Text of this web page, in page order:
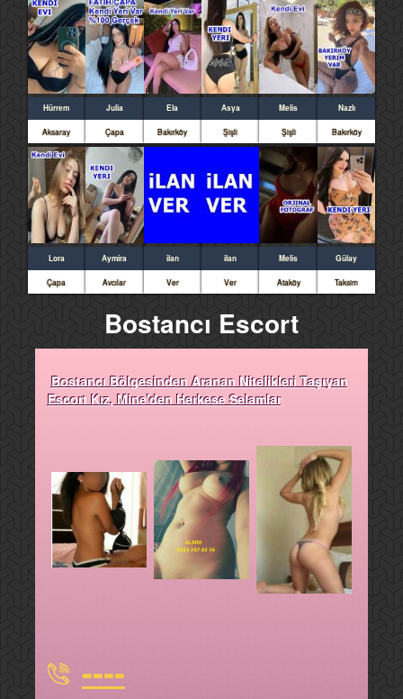
Hürrem
Aksaray
Julia
Çapa
Ela
Bakırköy
Asya
Şişli
Melis
Şişli
Nazlı
Bakırköy
Lora
Çapa
Aymira
Avcılar
ilan
Ver
ilan
Ver
Melis
Ataköy
Gülay
Taksim
Bostancı Escort
Bostancı Bölgesinden Aranan Nitelikleri Taşıyan
Escort Kız, Mine'den Herkese Selamlar
----